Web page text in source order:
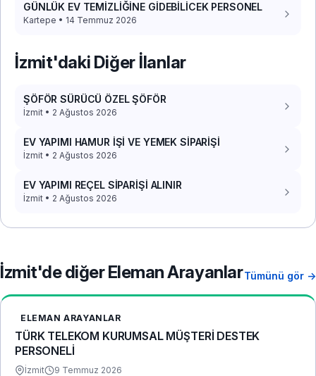
GÜNLÜK EV TEMİZLİĞİNE GİDEBİLİCEK PERSONEL
Kartepe • 14 Temmuz 2026
İzmit'daki Diğer İlanlar
ŞÖFÖR SÜRÜCÜ ÖZEL ŞÖFÖR
İzmit • 2 Ağustos 2026
EV YAPIMI HAMUR İŞİ VE YEMEK SİPARİŞİ
İzmit • 2 Ağustos 2026
EV YAPIMI REÇEL SİPARİŞİ ALINIR
İzmit • 2 Ağustos 2026
İzmit'de diğer Eleman ArayanlarTümünü gör →
ELEMAN ARAYANLAR
TÜRK TELEKOM KURUMSAL MÜŞTERİ DESTEK
PERSONELİ
İzmit 9 Temmuz 2026